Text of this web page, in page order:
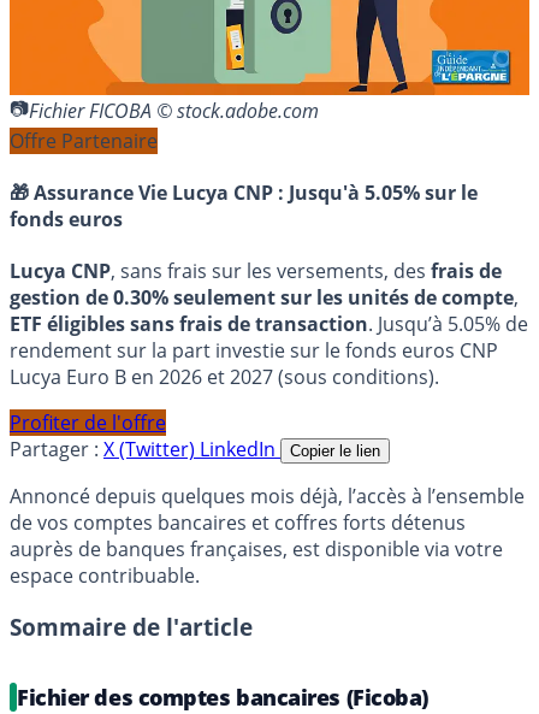
Fichier FICOBA © stock.adobe.com
Offre Partenaire
🎁 Assurance Vie Lucya CNP : Jusqu'à 5.05% sur le
fonds euros
Lucya CNP, sans frais sur les versements, des frais de
gestion de 0.30% seulement sur les unités de compte,
ETF éligibles sans frais de transaction. Jusqu’à 5.05% de
rendement sur la part investie sur le fonds euros CNP
Lucya Euro B en 2026 et 2027 (sous conditions).
Profiter de l'offre
Partager : X (Twitter) LinkedIn Copier le lien
Annoncé depuis quelques mois déjà, l’accès à l’ensemble
de vos comptes bancaires et coffres forts détenus
auprès de banques françaises, est disponible via votre
espace contribuable.
Sommaire de l'article
Fichier des comptes bancaires (Ficoba)